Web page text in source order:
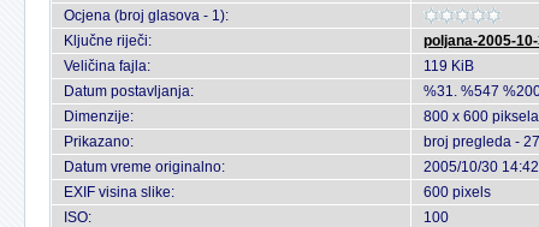
Ocjena (broj glasova - 1):
Ključne riječi:
poljana-2005-
Veličina fajla:
119 KiB
Datum postavljanja:
%31. %547
Dimenzije:
800 x 600 piksela
Prikazano:
broj pregleda -
Datum vreme originalno:
2005/10/30
EXIF visina slike:
600 pixels
ISO:
100